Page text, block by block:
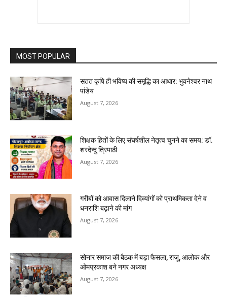
MOST POPULAR
सतत कृषि ही भविष्य की समृद्धि का आधार: भुवनेश्वर नाथ
पांडेय
August 7, 2026
शिक्षक हितों के लिए संघर्षशील नेतृत्व चुनने का समय: डॉ.
शरदेन्दु त्रिपाठी
August 7, 2026
गरीबों को आवास दिलाने दिव्यांगों को प्राथमिकता देने व
धनराशि बढ़ाने की मांग
August 7, 2026
सोनार समाज की बैठक में बड़ा फैसला, राजू, आलोक और
ओमप्रकाश बने नगर अध्यक्ष
August 7, 2026